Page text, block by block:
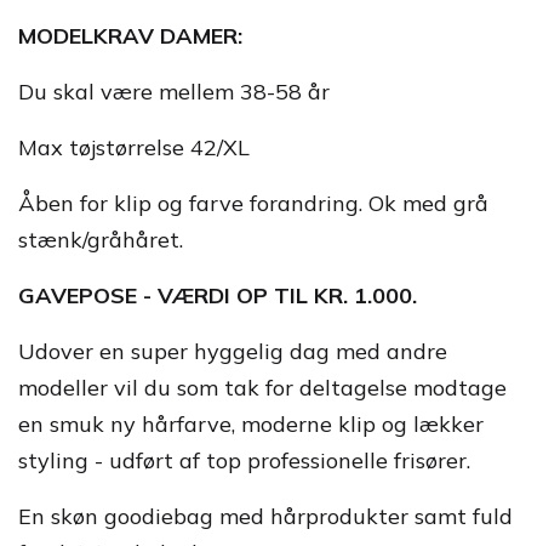
MODELKRAV DAMER:
Du skal være mellem 38-58 år
Max tøjstørrelse 42/XL
Åben for klip og farve forandring. Ok med grå
stænk/gråhåret.
GAVEPOSE - VÆRDI OP TIL KR. 1.000.
Udover en super hyggelig dag med andre
modeller vil du som tak for deltagelse modtage
en smuk ny hårfarve, moderne klip og lækker
styling - udført af top professionelle frisører.
En skøn goodiebag med hårprodukter samt fuld